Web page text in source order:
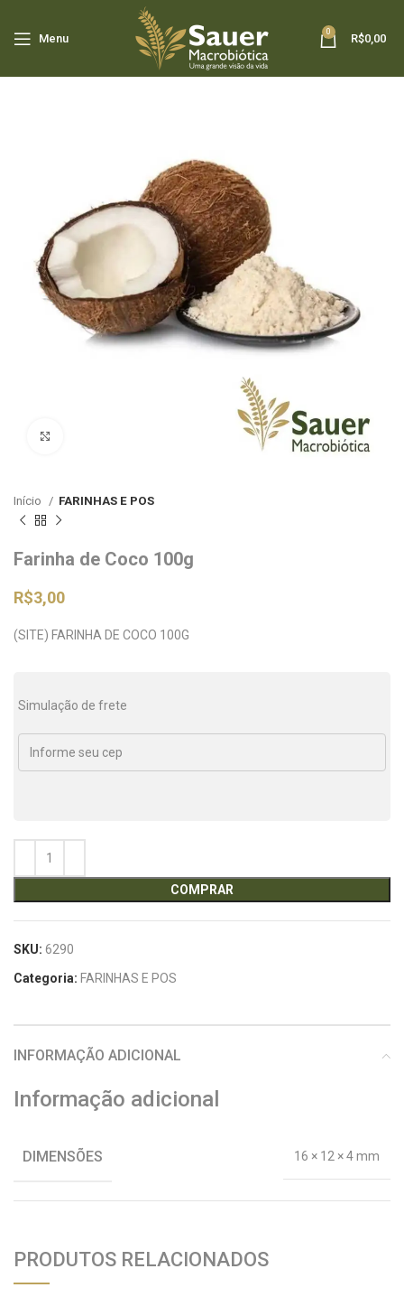
Menu
0
R$0,00
Início FARINHAS E POS
Farinha de Coco 100g
R$3,00
(SITE) FARINHA DE COCO 100G
Simulação de frete
COMPRAR
SKU: 6290
Categoria: FARINHAS E POS
INFORMAÇÃO ADICIONAL
Informação adicional
DIMENSÕES 16 × 12 × 4 mm
PRODUTOS RELACIONADOS